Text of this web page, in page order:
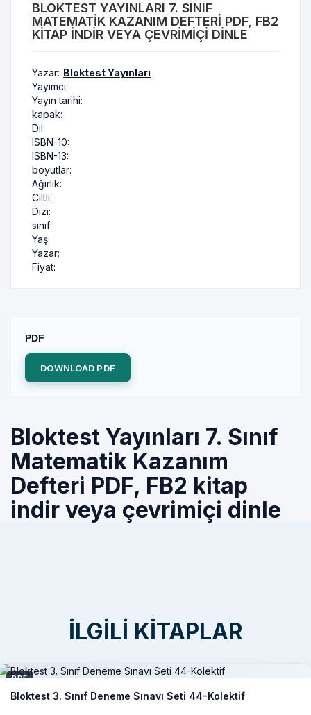
BLOKTEST YAYINLARI 7. SINIF
MATEMATIK KAZANIM DEFTERI PDF, FB2
KITAP INDIR VEYA ÇEVRIMIÇI DINLE
Yazar: Bloktest Yayınları
Yayımcı:
Yayın tarihi:
kapak:
Dil:
ISBN-10:
ISBN-13:
boyutlar:
Ağırlık:
Ciltli:
Dizi:
sınıf:
Yaş:
Yazar:
Fiyat:
PDF
DOWNLOAD PDF
Bloktest Yayınları 7. Sınıf
Matematik Kazanım
Defteri PDF, FB2 kitap
indir veya çevrimiçi dinle
İLGILI KITAPLAR
PDF
Bloktest 3. Sınıf Deneme Sınavı Seti 44-Kolektif